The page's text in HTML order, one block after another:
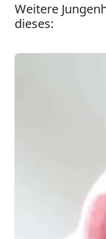
Weitere
dieses: